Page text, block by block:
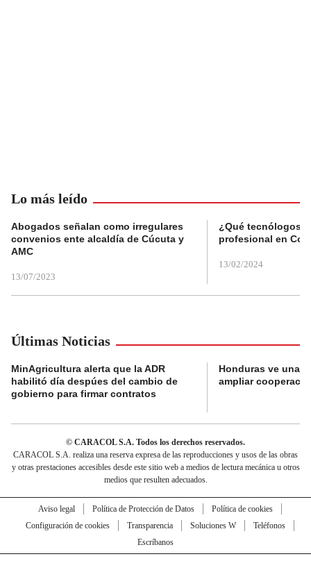
Lo más leído
Abogados señalan como irregulares
convenios ente alcaldía de Cúcuta y
AMC
13/07/2023
¿Qué tecnólogos
profesional en
13/02/2024
Últimas Noticias
MinAgricultura alerta que la ADR
habilitó día despúes del cambio de
gobierno para firmar contratos
Honduras ve una
ampliar
© CARACOL S.A. Todos los derechos reservados.
CARACOL S.A. realiza una reserva expresa de las reproducciones y usos de las obras
y otras prestaciones accesibles desde este sitio web a medios de lectura mecánica u otros
medios que resulten adecuados.
Aviso legal Política de Protección de Datos
Política de cookies
Configuración de cookies
Transparencia Soluciones W
Teléfonos
Escríbanos